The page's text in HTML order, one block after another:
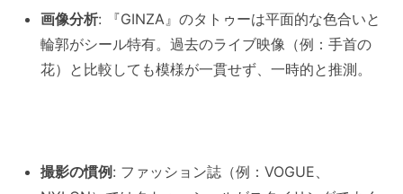
画像分析: 『GINZA』のタトゥーは平面的な色合いと
輪郭がシール特有。過去のライブ映像（例：手首の
花）と比較しても模様が一貫せず、一時的と推測。
撮影の慣例 : ファッション誌（例：VOGUE、